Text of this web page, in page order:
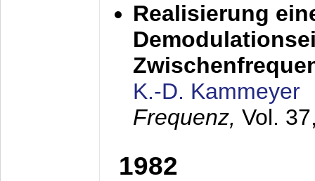
Realisierung
K.-D. Kammeyer
Frequenz, Vol.
1982